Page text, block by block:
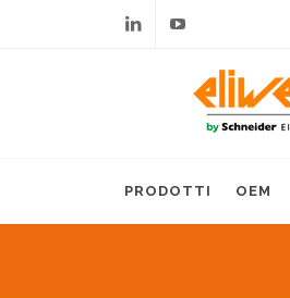
PRODOTTI OEM